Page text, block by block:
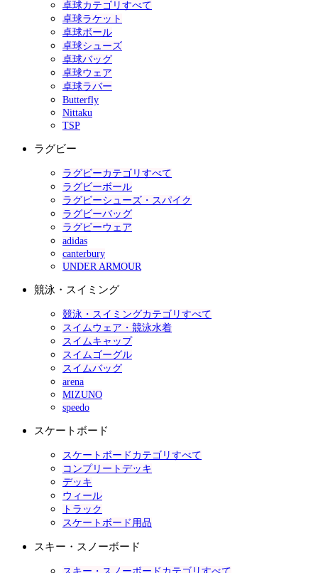
卓球カテゴリすべて
卓球ラケット
卓球ボール
卓球シューズ
卓球バッグ
卓球ウェア
卓球ラバー
Butterfly
Nittaku
TSP
ラグビー
ラグビーカテゴリすべて
ラグビーボール
ラグビーシューズ・スパイク
ラグビーバッグ
ラグビーウェア
adidas
canterbury
UNDER ARMOUR
競泳・スイミング
競泳・スイミングカテゴリすべて
スイムウェア・競泳水着
スイムキャップ
スイムゴーグル
スイムバッグ
arena
MIZUNO
speedo
スケートボード
スケートボードカテゴリすべて
コンプリートデッキ
デッキ
ウィール
トラック
スケートボード用品
スキー・スノーボード